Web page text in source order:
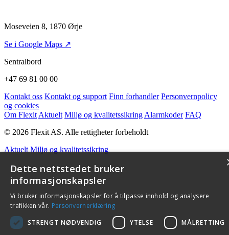
Moseveien 8, 1870 Ørje
Se i Google Maps ↗
Sentralbord
+47 69 81 00 00
Kontakt oss Kontakt og support Finn forhandler Personvernpolicy
og cookies
Om Flexit Aktuelt Miljø og kvalitetssikring Alarmkoder FAQ
© 2026 Flexit AS. Alle rettigheter forbeholdt
Aktuelt Miljø og kvalitetssikring
Dette nettstedet bruker
informasjonskapsler
Vi bruker informasjonskapsler for å tilpasse innhold og analysere
trafikken vår. Personvernerklæring
STRENGT NØDVENDIG
YTELSE MÅLRETTING